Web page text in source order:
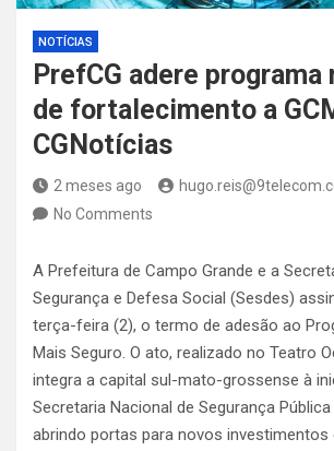
NOTÍCIAS
PrefCG adere programa
de fortalecimento a
CGNotícias
2 meses ago
No Comments
A Prefeitura de Campo Grande e a
Segurança e Defesa Social (Sesdes)
terça-feira (2), o termo de adesão ao
Mais Seguro. O ato, realizado no Teatro
integra a capital sul-mato-grossense à
Secretaria Nacional de Segurança Pública
abrindo portas para novos investimentos